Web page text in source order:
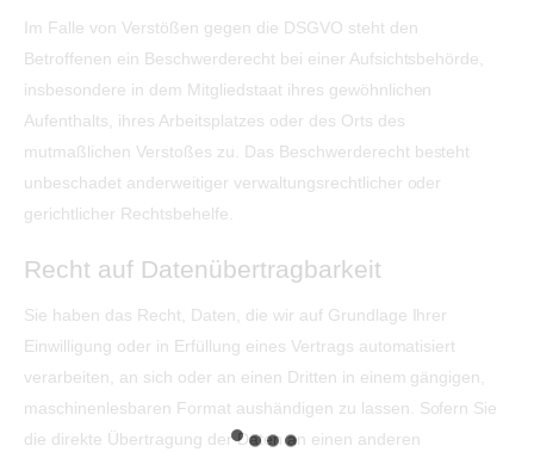
Im Falle von Verstößen gegen die DSGVO steht den
Betroffenen ein Beschwerderecht bei einer Aufsichtsbehörde,
insbesondere in dem Mitgliedstaat ihres gewöhnlichen
Aufenthalts, ihres Arbeitsplatzes oder des Orts des
mutmaßlichen Verstoßes zu. Das Beschwerderecht besteht
unbeschadet anderweitiger verwaltungsrechtlicher oder
gerichtlicher Rechtsbehelfe.
Recht auf Daten­übertrag­barkeit
Sie haben das Recht, Daten, die wir auf Grundlage Ihrer
Einwilligung oder in Erfüllung eines Vertrags automatisiert
verarbeiten, an sich oder an einen Dritten in einem gängigen,
maschinenlesbaren Format aushändigen zu lassen. Sofern Sie
die direkte Übertragung der Daten an einen anderen